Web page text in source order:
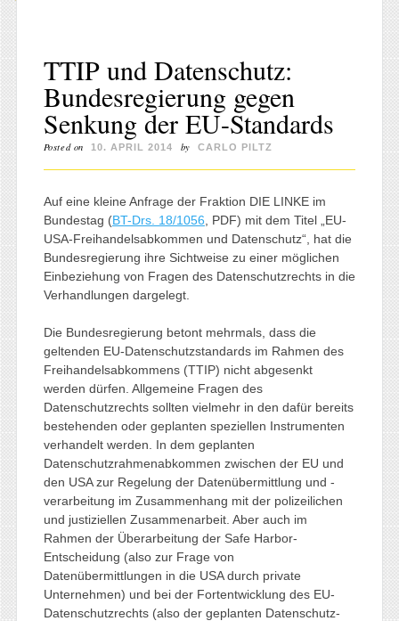
TTIP und Datenschutz:
Bundesregierung gegen
Senkung der EU-Standards
Posted on 10. APRIL 2014 by CARLO PILTZ
Auf eine kleine Anfrage der Fraktion DIE LINKE im
Bundestag (BT-Drs. 18/1056 , PDF) mit dem Titel „EU-
USA-Freihandelsabkommen und Datenschutz“, hat die
Bundesregierung ihre Sichtweise zu einer möglichen
Einbeziehung von Fragen des Datenschutzrechts in die
Verhandlungen dargelegt.
Die Bundesregierung betont mehrmals, dass die
geltenden EU-Datenschutzstandards im Rahmen des
Freihandelsabkommens (TTIP) nicht abgesenkt
werden dürfen. Allgemeine Fragen des
Datenschutzrechts sollten vielmehr in den dafür bereits
bestehenden oder geplanten speziellen Instrumenten
verhandelt werden. In dem geplanten
Datenschutzrahmenabkommen zwischen der EU und
den USA zur Regelung der Datenübermittlung und -
verarbeitung im Zusammenhang mit der polizeilichen
und justiziellen Zusammenarbeit. Aber auch im
Rahmen der Überarbeitung der Safe Harbor-
Entscheidung (also zur Frage von
Datenübermittlungen in die USA durch private
Unternehmen) und bei der Fortentwicklung des EU-
Datenschutzrechts (also der geplanten Datenschutz-